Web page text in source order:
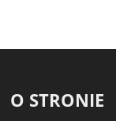
O STRONIE